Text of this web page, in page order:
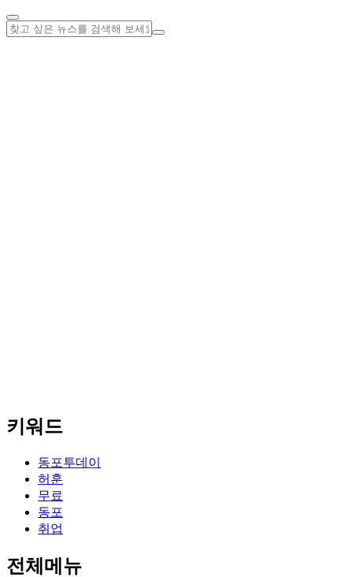
키워드
동포투데이
허훈
무료
동포
취업
전체메뉴